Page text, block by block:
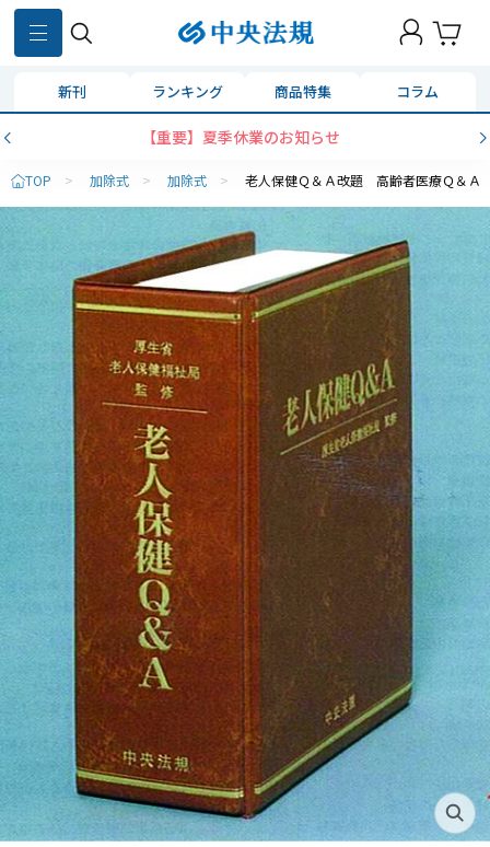
新刊 ランキング 商品特集 コラム
【重要】夏季休業のお知らせ
TOP > 加除式 > 加除式 > 老人保健Ｑ＆Ａ改題 高齢者医療Ｑ＆Ａ